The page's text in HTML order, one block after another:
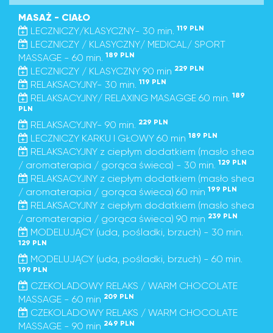
MASAŻ - CIAŁO
LECZNICZY/KLASYCZNY- 30 min. 119 PLN
LECZNICZY / KLASYCZNY/ MEDICAL/ SPORT
MASSAGE - 60 min. 189 PLN
LECZNICZY / KLASYCZNY 90 min 229 PLN
RELAKSACYJNY- 30 min. 119 PLN
RELAKSACYJNY/ RELAXING MASAGGE 60 min. 189
PLN
RELAKSACYJNY- 90 min. 229 PLN
LECZNICZY KARKU I GŁOWY 60 min 189 PLN
RELAKSACYJNY z ciepłym dodatkiem (masło shea
/ aromaterapia / gorąca świeca) - 30 min. 129 PLN
RELAKSACYJNY z ciepłym dodatkiem (masło shea
/ aromaterapia / gorąca świeca) 60 min 199 PLN
RELAKSACYJNY z ciepłym dodatkiem (masło shea
/ aromaterapia / gorąca świeca) 90 min 239 PLN
MODELUJĄCY (uda, pośladki, brzuch) - 30 min.
129 PLN
MODELUJĄCY (uda, pośladki, brzuch) - 60 min.
199 PLN
CZEKOLADOWY RELAKS / WARM CHOCOLATE
MASSAGE - 60 min 209 PLN
CZEKOLADOWY RELAKS / WARM CHOCOLATE
MASSAGE - 90 min 249 PLN